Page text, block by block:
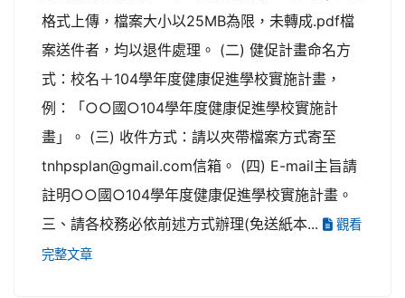
格式上傳，檔案大小以25MB為限，未轉成.pdf檔
案送件者，均以退件處理。 (二) 健促計畫命名方
式：校名＋104學年度健康促進學校實施計畫，
例：「○○國○104學年度健康促進學校實施計
畫」。 (三) 收件方式：請以夾帶檔案方式寄至
tnhpsplan@gmail.com信箱。 (四) E-mail主旨請
註明○○國○104學年度健康促進學校實施計畫。
三、請各校務必依前述方式辦理(免送紙本...
觀看
完整文章